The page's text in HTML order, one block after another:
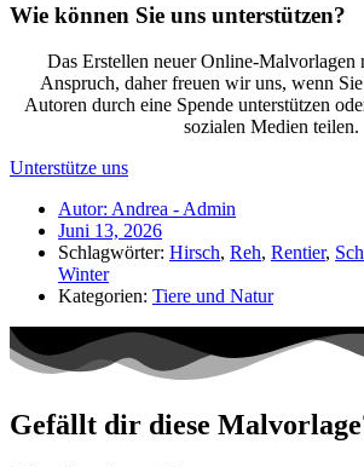
Wie können Sie uns unterstützen?
Das Erstellen neuer Online-
Anspruch, daher freuen wir uns, wenn
Autoren durch eine Spende unterstützen
sozialen Medien teilen.
Unterstütze uns
Autor: Andrea - Admin
Juni 13, 2026
Schlagwörter: Hirsch, Reh, Rentier,
Winter
Kategorien: Tiere und Natur
Gefällt dir diese